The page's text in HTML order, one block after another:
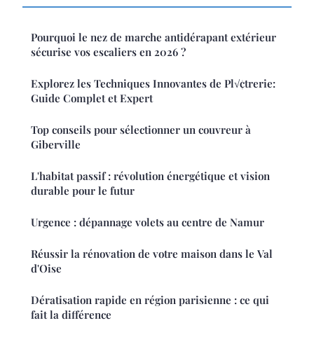
Pourquoi le nez de marche antidérapant extérieur
sécurise vos escaliers en 2026 ?
Explorez les Techniques Innovantes de Pl√¢trerie:
Guide Complet et Expert
Top conseils pour sélectionner un couvreur à
Giberville
L'habitat passif : révolution énergétique et vision
durable pour le futur
Urgence : dépannage volets au centre de Namur
Réussir la rénovation de votre maison dans le Val
d'Oise
Dératisation rapide en région parisienne : ce qui
fait la différence